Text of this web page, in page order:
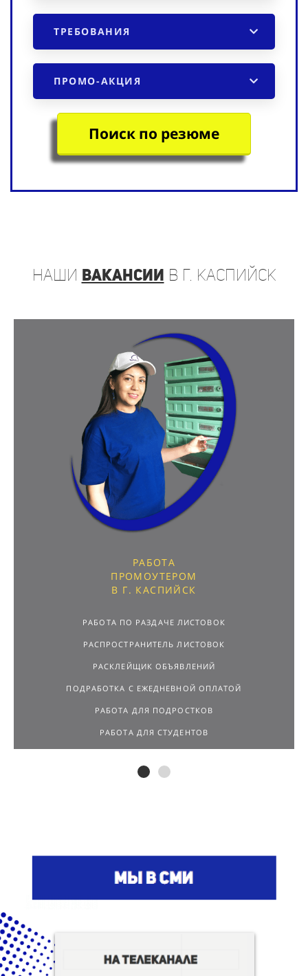
ТРЕБОВАНИЯ
ПРОМО-АКЦИЯ
Поиск по резюме
наши вакансии в г. Каспийск
РАБОТА
ПРОМОУТЕРОМ
В Г. КАСПИЙСК
РАБОТА ПО РАЗДАЧЕ ЛИСТОВОК
РАСПРОСТРАНИТЕЛЬ ЛИСТОВОК
РАСКЛЕЙЩИК ОБЪЯВЛЕНИЙ
ПОДРАБОТКА С ЕЖЕДНЕВНОЙ ОПЛАТОЙ
РАБОТА ДЛЯ ПОДРОСТКОВ
РАБОТА ДЛЯ СТУДЕНТОВ